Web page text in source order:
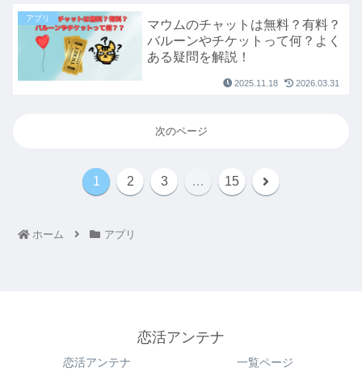
アプリ
マウムのチャットは無料？有料？
バルーンやチケットって何？よく
ある疑問を解説！
2025.11.18 2026.03.31
次のページ
1 2 3 … 15
ホーム アプリ
恋活アンテナ
恋活アンテナ 一覧ページ